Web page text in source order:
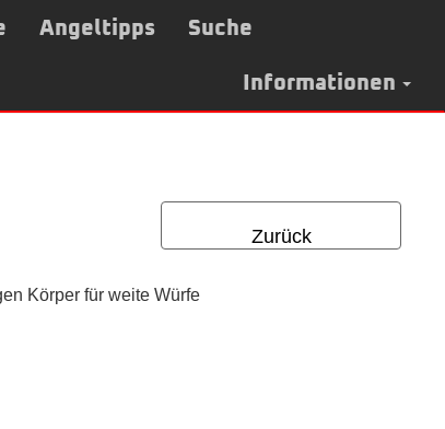
Angeltipps Suche
Informationen
Zurück
Körper für weite Würfe